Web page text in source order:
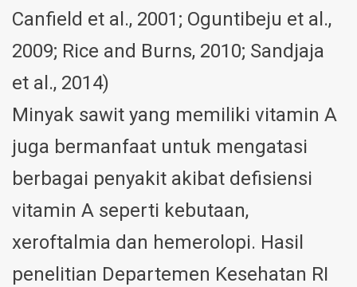
Canfield et al., 2001; Oguntibeju et al.,
2009; Rice and Burns, 2010; Sandjaja
et al., 2014)
Minyak sawit yang memiliki vitamin A
juga bermanfaat untuk mengatasi
berbagai penyakit akibat defisiensi
vitamin A seperti kebutaan,
xeroftalmia dan hemerolopi. Hasil
penelitian Departemen Kesehatan RI